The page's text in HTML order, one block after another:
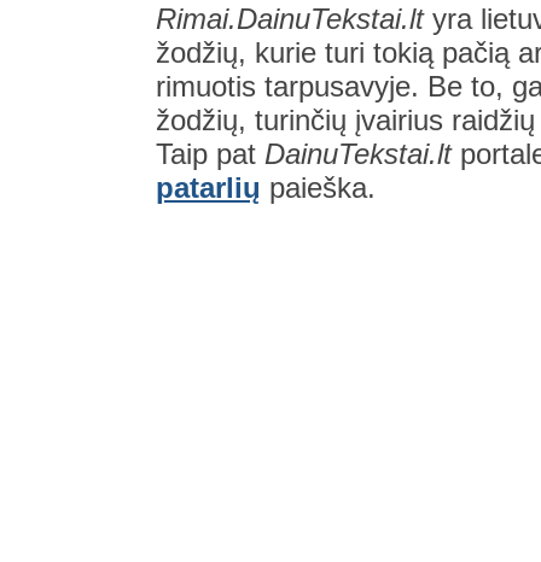
Rimai.DainuTekstai.ltyra
žodžių, kurie turi tokią pačią
rimuotis tarpusavyje. Be to,
žodžių, turinčių įvairius
Taip pat DainuTekstai.lt
patarlių paieška.